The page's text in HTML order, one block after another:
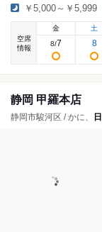
￥5,000～￥5,999
空席
情報
金
8/7
土
8
静岡 甲羅本店
静岡市駿河区 / かに、